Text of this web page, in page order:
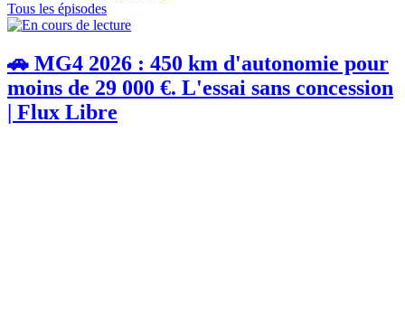
Tous les épisodes
🚗 MG4 2026 : 450 km d'autonomie pour
moins de 29 000 €. L'essai sans concession
| Flux Libre